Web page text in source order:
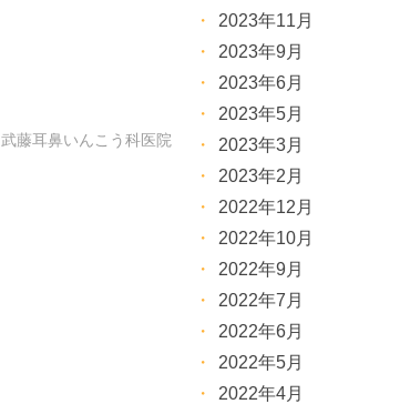
武藤耳鼻いんこう科医院
2023年11月
2023年9月
2023年6月
2023年5月
2023年3月
2023年2月
2022年12月
2022年10月
2022年9月
2022年7月
2022年6月
2022年5月
2022年4月